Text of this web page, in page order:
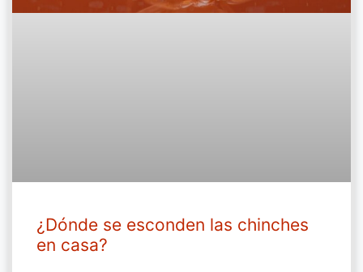
¿Dónde se esconden las chinches
en casa?